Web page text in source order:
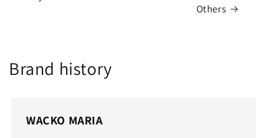
Others
Brand history
WACKO MARIA